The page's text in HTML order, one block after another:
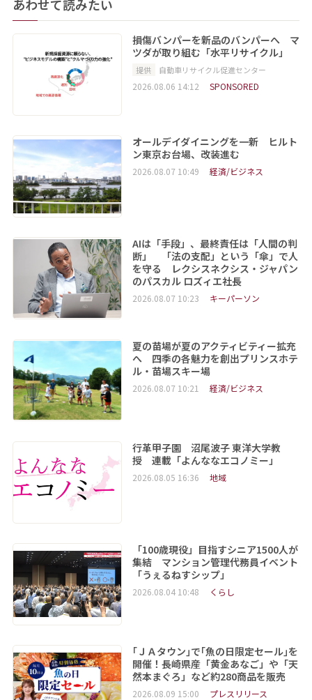
あわせて読みたい
損傷バンパーを新品のバンパーへ マ
ツダが取り組む「水平リサイクル」
提供 自動車リサイクル促進センター
2026.08.06 14:12 SPONSORED
オールデイダイニングを一新 ヒルト
ン東京お台場、改装進む
2026.08.07 10:49 経済/ビジネス
AIは「手段」、最終責任は「人間の判
断」 「法の支配」という「傘」で人
を守る レクシスネクシス・ジャパン
のパスカル ロズィエ社長
2026.08.07 10:23 キーパーソン
夏の苗場が夏のアクティビティー拡充
へ 四季の各魅力を創出プリンスホテ
ル・苗場スキー場
2026.08.07 10:21 経済/ビジネス
行革甲子園 沼尾波子 東洋大学教
授 連載「よんななエコノミー」
2026.08.05 16:36 地域
「100歳現役」目指すシニア1500人が
集結 マンション管理代務員イベント
「うぇるねすシップ」
2026.08.04 10:48 くらし
｢ＪＡタウン｣で｢魚の日限定セール｣を
開催！長崎県産「黄金あなご」や「天
然本まぐろ」など約280商品を販売
2026.08.09 15:00 プレスリリース